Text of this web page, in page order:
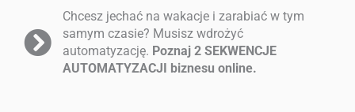
Chcesz jechać na wakacje i zarabiać w tym
samym czasie? Musisz wdrożyć
automatyzację. Poznaj 2 SEKWENCJE
AUTOMATYZACJI biznesu online.